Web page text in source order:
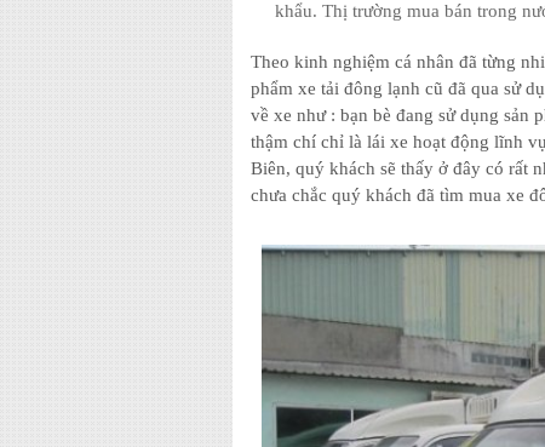
khẩu. Thị trường mua bán trong
Theo kinh nghiệm cá nhân đã từng
phẩm xe tải đông lạnh cũ đã qua sử
về xe như : bạn bè đang sử dụng sản
thậm chí chỉ là lái xe hoạt động lĩnh
Biên, quý khách sẽ thấy ở đây có rất
chưa chắc quý khách đã tìm mua xe